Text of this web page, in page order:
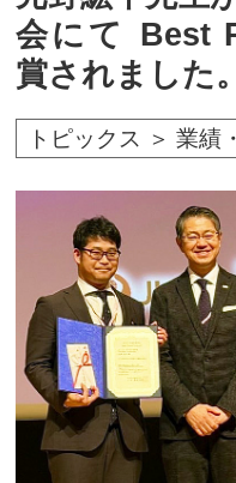
会にて Best
賞されました。
トピックス ＞ 業績